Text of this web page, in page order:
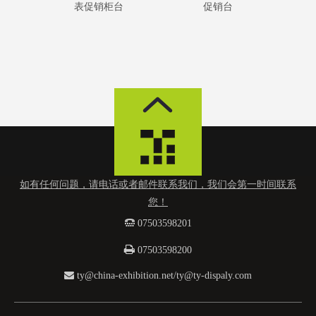
促销台 反
如有任何问题，请电话或者邮件联系我们，我们会第一时间联系
您！
 07503598201
 07503598200
 ty@china-exhibition.net/ty@ty-dispaly.com